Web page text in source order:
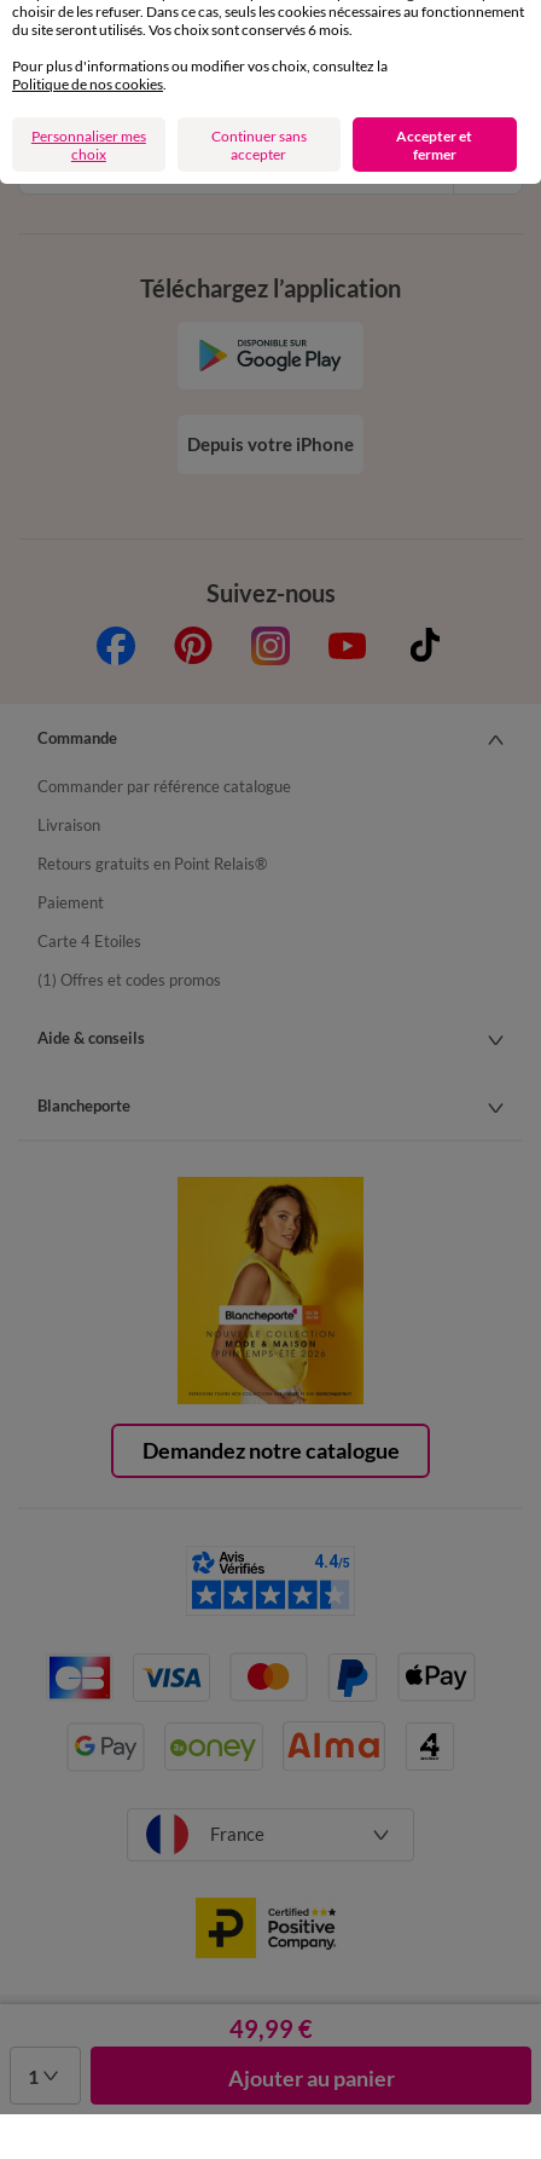
49,99 €
1 Ajouter au panier
en vous inscrivant à la newsletter
dès 20€ d’achat
conditions dans votre email de confirmation
Suivez-nous
Téléchargez l’application
Depuis votre iPhone
Demandez notre catalogue
Commande
Commander par référence catalogue
Livraison
Retours gratuits en Point Relais®
Paiement
Carte 4 Etoiles
(1) Offres et codes promos
Aide & conseils
Blancheporte
France
Données personnelles
choisir de les refuser. Dans ce cas, seuls les cookies nécessaires au fonctionnement
du site seront utilisés. Vos choix sont conservés 6 mois.
Pour plus d'informations ou modifier vos choix, consultez la
Politique de nos cookies.
Personnaliser mes
choix
Continuer sans
accepter
Accepter et
fermer